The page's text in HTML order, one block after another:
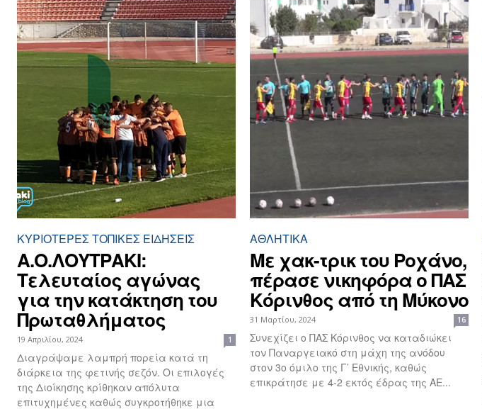
ΚΥΡΙΌΤΕΡΕΣ ΤΟΠΙΚΈΣ ΕΙΔΉΣΕΙΣ
Α.Ο.ΛΟΥΤΡΑΚΙ:
Τελευταίος αγώνας
για την κατάκτηση του
Πρωταθλήματος
19 Απριλίου, 2024 1
Διαγράψαμε λαμπρή πορεία κατά τη
διάρκεια της φετινής σεζόν. Οι επιλογές
της Διοίκησης κρίθηκαν απόλυτα
επιτυχημένες καθώς συγκροτήθηκε μια
ΑΘΛΗΤΙΚΑ
Με χακ-τρικ του Ροχάνο,
πέρασε νικηφόρα ο ΠΑΣ
Κόρινθος από τη Μύκονο
31 Μαρτίου, 2024 16
Συνεχίζει ο ΠΑΣ Κόρινθος να καταδιώκει
τον Παναργειακό στη μάχη της ανόδου
στον 3ο όμιλο της Γ’ Εθνικής, καθώς
επικράτησε με 4-2 εκτός έδρας της ΑΕ...